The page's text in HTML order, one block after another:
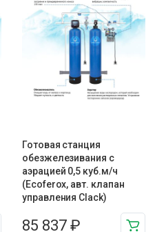
Готовая станция
обезжелезивания c
аэрацией 0,5 куб.м/ч
(Ecoferox, авт. клапан
управления Clack)
85 837 ₽